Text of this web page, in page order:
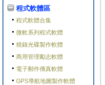
程式軟體區
程式軟體合集
微軟系列程式軟體
燒錄光碟製作軟體
商用管理勵志軟體
電子郵件傳真軟體
GPS導航地圖製作軟體